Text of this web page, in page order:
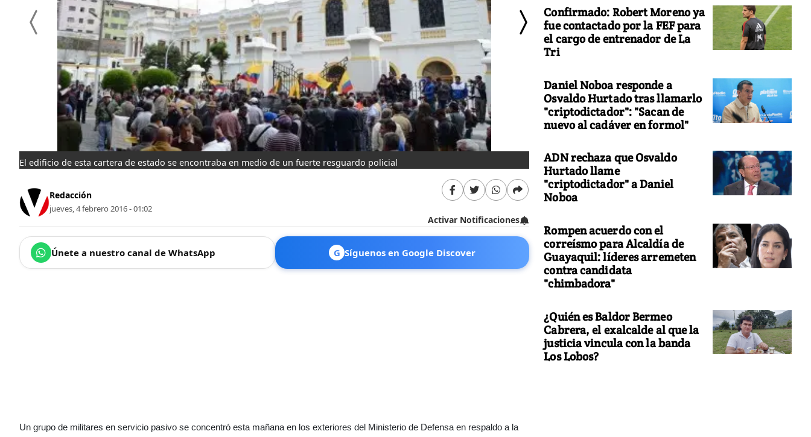
El edificio de esta cartera de estado se encontraba en medio de un fuerte resguardo policial ECUADOR
Redacción
jueves, 4 febrero 2016 - 01:02
Activar Notificaciones
Únete a nuestro canal de WhatsApp G Síguenos en Google Discover
Un grupo de militares en servicio pasivo se concentró esta mañana en los exteriores del Ministerio de Defensa en respaldo a la
Confirmado: Robert Moreno ya
fue contactado por la FEF para
el cargo de entrenador de La
Tri
Daniel Noboa responde a
Osvaldo Hurtado tras llamarlo
"criptodictador": "Sacan de
nuevo al cadáver en formol"
ADN rechaza que Osvaldo
Hurtado llame
"criptodictador" a Daniel
Noboa
Rompen acuerdo con el
correísmo para Alcaldía de
Guayaquil: líderes arremeten
contra candidata
"chimbadora"
¿Quién es Baldor Bermeo
Cabrera, el exalcalde al que la
justicia vincula con la banda
Los Lobos?